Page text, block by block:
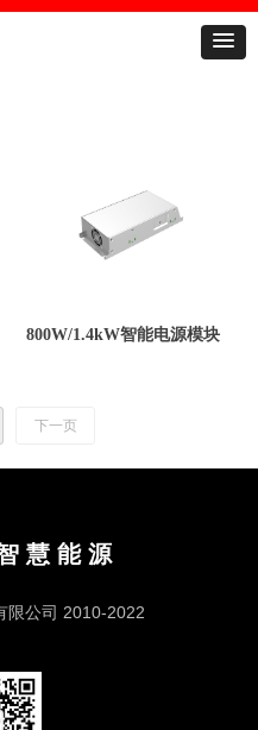
800W/1.4kW智能电源模块
下一页
慧 能 源
限公司 2010-2022